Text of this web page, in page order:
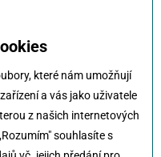
které nám umožňují
a vás jako uživatele
z našich internetových
souhlasíte s
systém
Klokočka - ukončení